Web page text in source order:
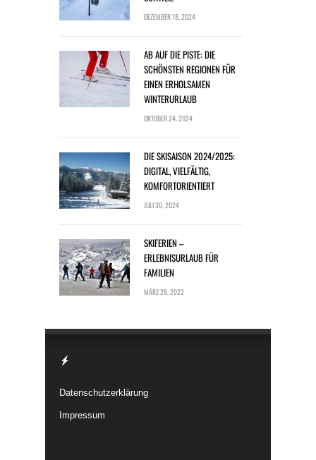
DEZEMBER 18, 2024
AB AUF DIE PISTE: DIE
SCHÖNSTEN REGIONEN FÜR
EINEN ERHOLSAMEN
WINTERURLAUB
OKTOBER 24, 2024
DIE SKISAISON 2024/2025:
DIGITAL, VIELFÄLTIG,
KOMFORTORIENTIERT
JULI 30, 2024
SKIFERIEN –
ERLEBNISURLAUB FÜR
FAMILIEN
MÄRZ 29, 2022
Datenschutzerklärung
Impressum